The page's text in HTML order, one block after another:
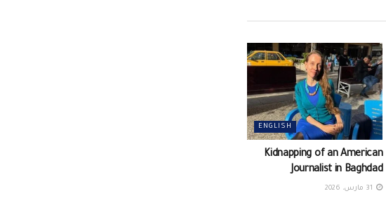
ENGLISH
Kidnapping of an American
Journalist in Baghdad